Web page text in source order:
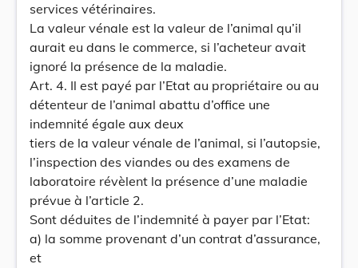
services vétérinaires.
La valeur vénale est la valeur de l’animal qu’il
aurait eu dans le commerce, si l’acheteur avait
ignoré la présence de la maladie.
Art. 4. Il est payé par l’Etat au propriétaire ou au
détenteur de l’animal abattu d’office une
indemnité égale aux deux
tiers de la valeur vénale de l’animal, si l’autopsie,
l’inspection des viandes ou des examens de
laboratoire révèlent la présence d’une maladie
prévue à l’article 2.
Sont déduites de l’indemnité à payer par l’Etat:
a) la somme provenant d’un contrat d’assurance,
et